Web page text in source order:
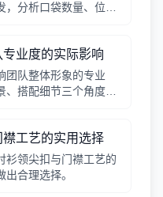
，分析口袋数量、位
业度的实际影响
团队整体形象的专业
搭配细节三个角度，
工艺的实用选择
衫领尖扣与门襟工艺的
合理选择。